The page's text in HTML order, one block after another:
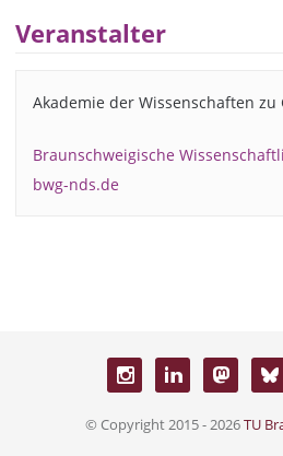
Veranstalter
Akademie der Wissenschaften zu
Braunschweigische
bwg-nds.de
© Copyright 2015 - 2026TU